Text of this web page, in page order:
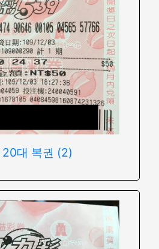
20대 복권 (2)